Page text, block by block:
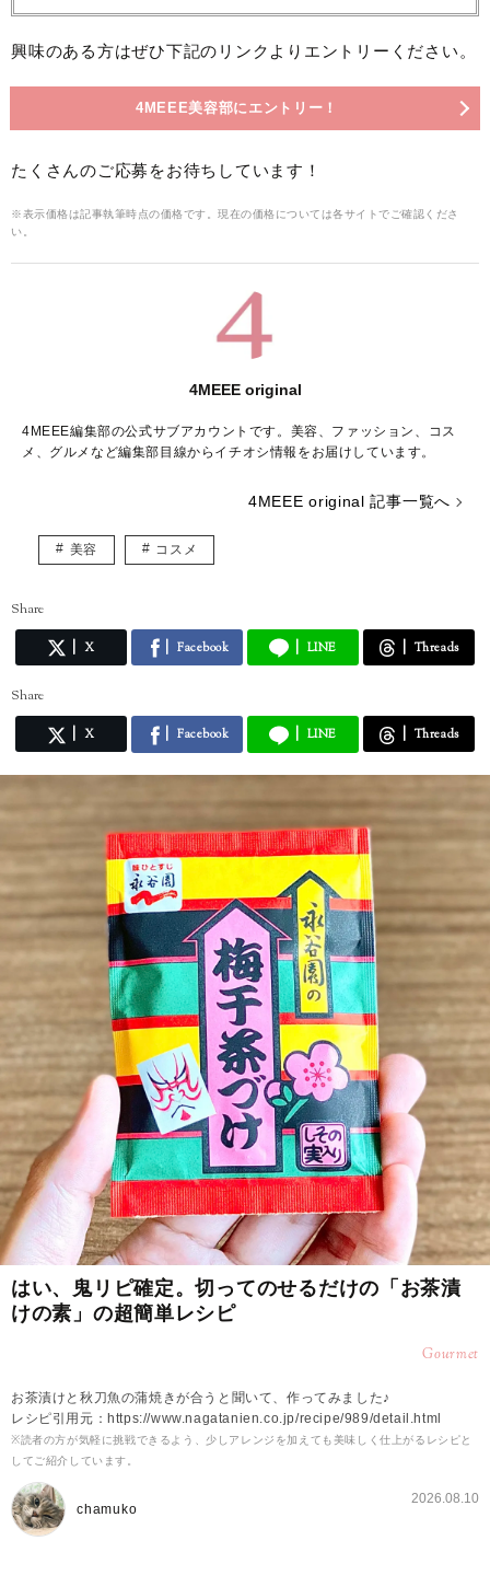
興味のある方はぜひ下記のリンクよりエントリーください。
4MEEE美容部にエントリー！
たくさんのご応募をお待ちしています！
※表示価格は記事執筆時点の価格です。現在の価格については各サイトでご確認くださ
い。
4MEEE original
4MEEE編集部の公式サブアカウントです。美容、ファッション、コス
メ、グルメなど編集部目線からイチオシ情報をお届けしています。
4MEEE original 記事一覧へ
美容 コスメ
Share
X Facebook LINE Threads
Share
X Facebook LINE Threads
はい、鬼リピ確定。切ってのせるだけの「お茶漬
けの素」の超簡単レシピ
Gourmet
お茶漬けと秋刀魚の蒲焼きが合うと聞いて、作ってみました♪
レシピ引用元：https://www.nagatanien.co.jp/recipe/989/detail.html
※読者の方が気軽に挑戦できるよう、少しアレンジを加えても美味しく仕上がるレシピと
してご紹介しています。
chamuko
2026.08.10